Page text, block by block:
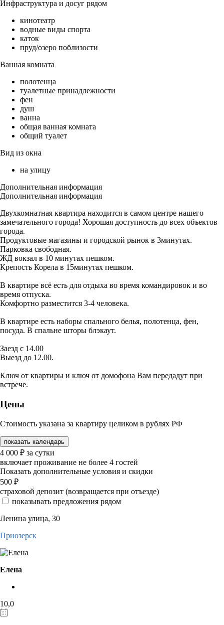
Инфраструктура и досуг рядом
кинотеатр
водные виды спорта
каток
пруд/озеро поблизости
Ванная комната
полотенца
туалетные принадлежности
фен
душ
ванна
общая ванная комната
общий туалет
Вид из окна
на улицу
Дополнительная информация
Дополнительная информация
Двухкомнатная квартира находится в самом центре нашего
замечательного города! Хорошая доступность до всех объектов
города.
Продуктовые магазины и городской рынок в 3минутах.
Парковка свободная.
ЖД вокзал в 10 минутах пешком.
Крепость Корела в 15минутах пешком.
В квартире всё есть для отдыха во время командировок и во
время отпуска.
Комфортно разместится 3-4 человека.
В квартире есть наборы спального белья, полотенца, фен,
посуда. В спальне шторы блэкаут.
Заезд с 14.00
Выезд до 12.00.
Ключ от квартиры и ключ от домофона Вам передадут при
встрече.
Цены
Стоимость указана за квартиру целиком в рублях РФ
показать календарь
4 000 ₽ за сутки
включает проживание не более 4 гостей
Показать дополнительные условия и скидки
500 ₽
страховой депозит (возвращается при отъезде)
показывать предложения рядом
Ленина улица, 30
Приозерск
Елена
10,0